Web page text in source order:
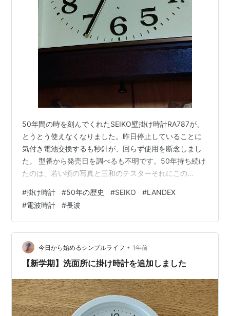
50年間の時を刻んでくれたSEIKO壁掛け時計RA787が、
とうとう使えなくなりました。昨日停止していることに
気付き電池交換するも秒針が、回らず使用を断念しまし
た。 型番から発売日を調べるも不明です。50年持ち続け
たのは、若い頃の写真と三和のテスターそれにこの
で、50年とは言うもののこの時計は、私と共に生き続け
てきたのです。素敵な時間も苦い時間も刻み苦楽を共に
したのです。行動するには、時刻を気に留めて動くもの
です。物とは、言え何か魂が宿っている気がしてなりま
せん。捨てがたい物の一つです。 時代も変わり現代で
は、電波時計が主流になりつつあります…
#掛け時計 #50年の歴史 #SEIKO #LANDEX
#電波時計 #長波
今日から始めるシンプルライフ • 1年前
【新学期】洗面所に掛け時計を追加しました